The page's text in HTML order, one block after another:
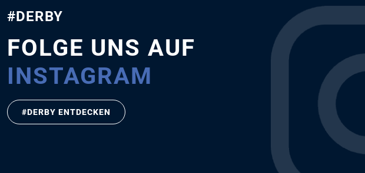
#DERBY
FOLGE UNS AUF
INSTAGRAM
#DERBY ENTDECKEN